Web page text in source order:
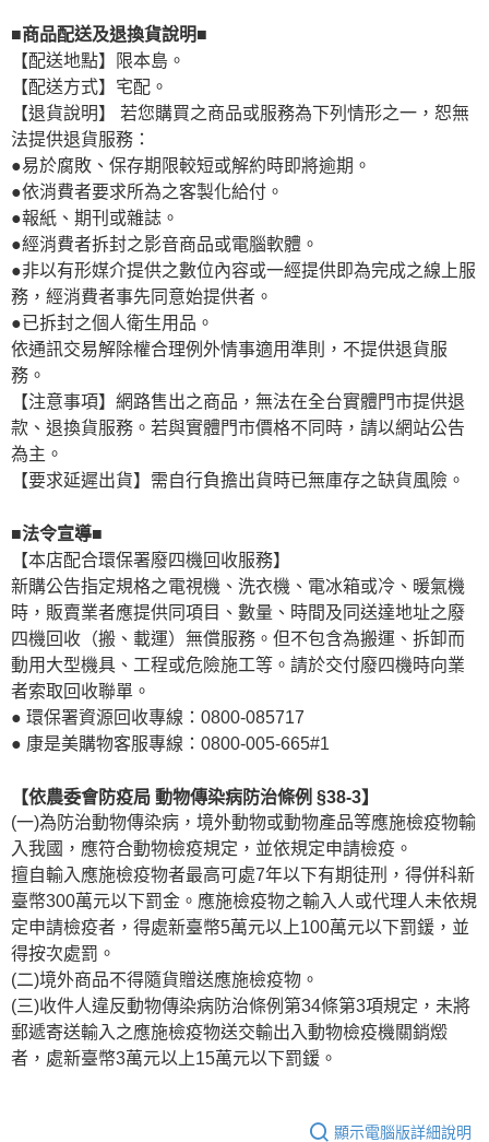
■商品配送及退換貨說明■
【配送地點】限本島。
【配送方式】宅配。
【退貨說明】 若您購買之商品或服務為下列情形之一，恕無
法提供退貨服務：
●易於腐敗、保存期限較短或解約時即將逾期。
●依消費者要求所為之客製化給付。
●報紙、期刊或雜誌。
●經消費者拆封之影音商品或電腦軟體。
●非以有形媒介提供之數位內容或一經提供即為完成之線上服
務，經消費者事先同意始提供者。
●已拆封之個人衛生用品。
依通訊交易解除權合理例外情事適用準則，不提供退貨服
務。
【注意事項】網路售出之商品，無法在全台實體門市提供退
款、退換貨服務。若與實體門市價格不同時，請以網站公告
為主。
【要求延遲出貨】需自行負擔出貨時已無庫存之缺貨風險。
■法令宣導■
【本店配合環保署廢四機回收服務】
新購公告指定規格之電視機、洗衣機、電冰箱或冷、暖氣機
時，販賣業者應提供同項目、數量、時間及同送達地址之廢
四機回收（搬、載運）無償服務。但不包含為搬運、拆卸而
動用大型機具、工程或危險施工等。請於交付廢四機時向業
者索取回收聯單。
● 環保署資源回收專線：0800-085717
● 康是美購物客服專線：0800-005-665#1
【依農委會防疫局 動物傳染病防治條例 §38-3】
(一)為防治動物傳染病，境外動物或動物產品等應施檢疫物輸
入我國，應符合動物檢疫規定，並依規定申請檢疫。
擅自輸入應施檢疫物者最高可處7年以下有期徒刑，得併科新
臺幣300萬元以下罰金。應施檢疫物之輸入人或代理人未依規
定申請檢疫者，得處新臺幣5萬元以上100萬元以下罰鍰，並
得按次處罰。
(二)境外商品不得隨貨贈送應施檢疫物。
(三)收件人違反動物傳染病防治條例第34條第3項規定，未將
郵遞寄送輸入之應施檢疫物送交輸出入動物檢疫機關銷燬
者，處新臺幣3萬元以上15萬元以下罰鍰。
顯示電腦版詳細說明